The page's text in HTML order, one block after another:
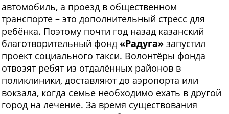
автомобиль, а проезд в общественном
транспорте – это дополнительный стресс для
ребёнка. Поэтому почти год назад казанский
благотворительный фонд «Радуга» запустил
проект социального такси. Волонтёры фонда
отвозят ребят из отдалённых районов в
поликлиники, доставляют до аэропорта или
вокзала, когда семье необходимо ехать в другой
город на лечение. За время существования